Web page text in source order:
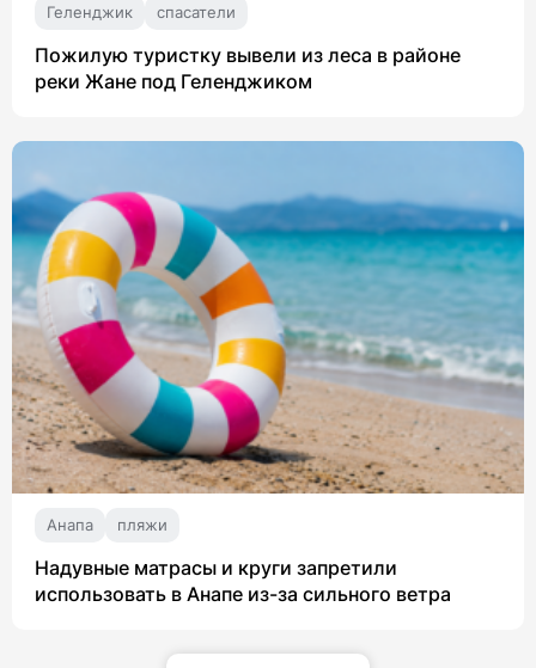
Геленджик спасатели
Пожилую туристку вывели из леса в районе
реки Жане под Геленджиком
Анапа пляжи
Надувные матрасы и круги запретили
использовать в Анапе из-за сильного ветра